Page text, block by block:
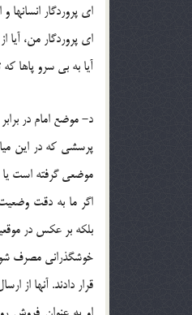
ای پروردگار
ای پروردگار من،
آیا به بی سرو پاها
د- موضع امام در
پرسشی که در این
موضعی گرفته است یا
اگر ما به دقت
بلکه بر عکس در
خوشگذرانی مصرف شود
قرار دادند. آنها از